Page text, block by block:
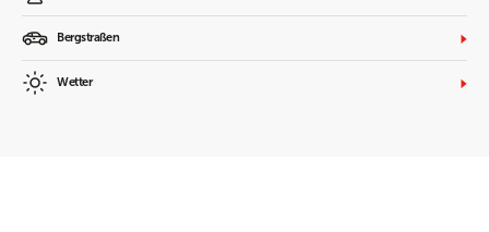
Bergstraßen
Wetter